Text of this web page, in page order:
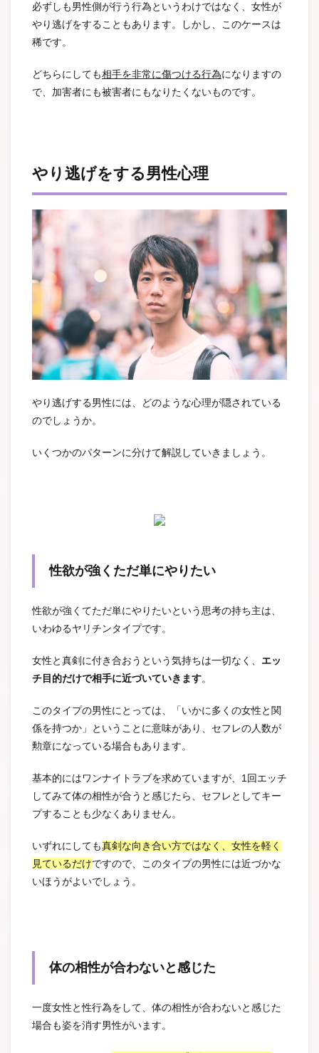
必ずしも男性側が行う行為というわけではなく、女性が
やり逃げをすることもあります。
しかし、このケースは
稀です。
どちらにしても相手を非常に傷つける行為になりますの
で、加害者にも被害者にもなりたくないものです。
やり逃げをする男性心理
やり逃げする男性には、どのような心理が隠されている
のでしょうか。
いくつかのパターンに分けて解説していきましょう。
性欲が強くただ単にやりたい
性欲が強くてただ単にやりたいという思考の持ち主は、
いわゆるヤリチンタイプです。
女性と真剣に付き合おうという気持ちは一切なく、 エッ
チ目的だけで相手に近づいていきます。
このタイプの男性にとっては、「いかに多くの女性と関
係を持つか」ということに意味があり、セフレの人数が
勲章になっている場合もあります。
基本的にはワンナイトラブを求めていますが、1回エッチ
してみて体の相性が合うと感じたら、セフレとしてキー
プすることも少なくありません。
いずれにしても真剣な向き合い方ではなく、女性を軽く
見ているだけですので、このタイプの男性には近づかな
いほうがよいでしょう。
体の相性が合わないと感じた
一度女性と性行為をして、体の相性が合わないと感じた
場合も姿を消す男性がいます。